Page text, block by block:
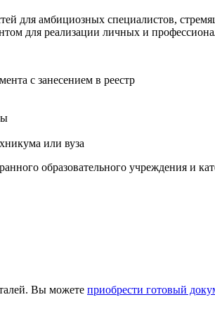
для амбициозных специалистов,
для реализации личных и
с занесением в реестр
или вуза
образовательного учреждения
Вы можете приобрести готовый